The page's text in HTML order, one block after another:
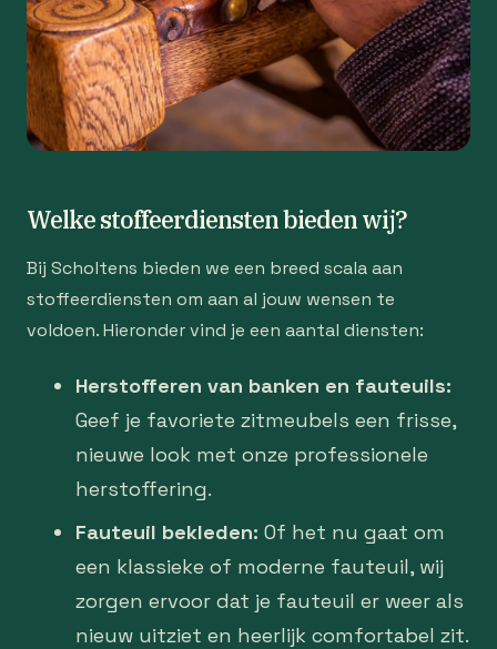
Welke stoffeerdiensten bieden wij?
Bij Scholtens bieden we een breed scala aan
stoffeerdiensten om aan al jouw wensen te
voldoen. Hieronder vind je een aantal diensten:
Herstofferen van banken en fauteuils:
Geef je favoriete zitmeubels een frisse,
nieuwe look met onze professionele
herstoffering.
Fauteuil bekleden: Of het nu gaat om
een klassieke of moderne fauteuil, wij
zorgen ervoor dat je fauteuil er weer als
nieuw uitziet en heerlijk comfortabel zit.